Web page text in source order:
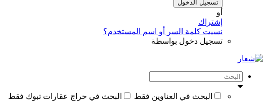
تسجيل الدخول
أو
إشتراك
نسيت كلمة السر أو اسم المستخدم؟
تسجيل دخول بواسطة
البحث في العناوين فقط البحث في حراج عقارات تبوك فقط